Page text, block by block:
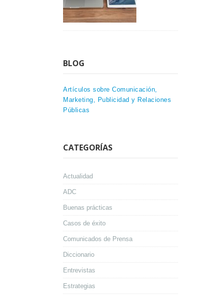
BLOG
Artículos sobre Comunicación,
Marketing, Publicidad y Relaciones
Públicas
CATEGORÍAS
Actualidad
ADC
Buenas prácticas
Casos de éxito
Comunicados de Prensa
Diccionario
Entrevistas
Estrategias